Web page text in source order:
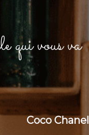
qui vous va
Coco Chanel